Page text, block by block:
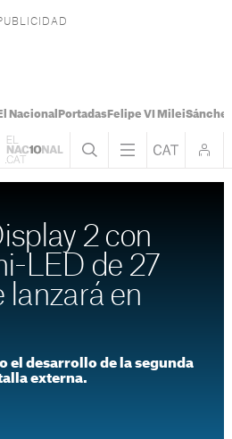
Nacional PortadasFelipe VI Milei
2 con
LED de 27
lanzará en
el desarrollo de la segunda
externa.